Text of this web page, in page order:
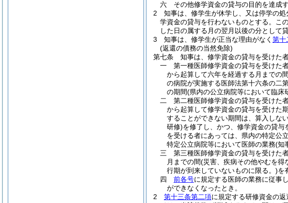
六
その他修学資金の貸与の目的を達成
2
知事は、修学生が休学し、又は停学の
学資金の貸与を行わないものとする。
こ
した日の属する月の翌月以後の分として
3
知事は、修学生が正当な理由がなく 第十
(返還の債務の当然免除)
第七条
知事は、修学資金の貸与を受けた
一
第一種医師修学資金の貸与を受けた
から起算して六年を経過する月までの間
の病院が実施する医師法第十六条の二
の期間(県内の公立病院等において臨床
二
第二種医師修学資金の貸与を受けた
から起算して修学資金の貸与を受けた
することができない期間は、算入しな
研修)を修了し、かつ、修学資金の貸
を受ける者にあっては、県内の特定公
特定公立病院等において医師の業務(知
三
第三種医師修学資金の貸与を受けた
月までの間(災害、疾病その他やむを得
行期が到来していないものに限る。)を
四
前各号に規定する医師の業務に従事
ができなくなったとき。
2
第十三条第二項に規定する研修資金の返